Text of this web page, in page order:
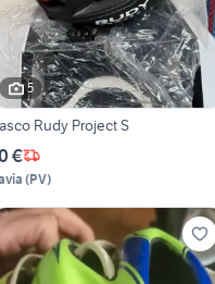
5
Rudy Project S
€
(PV)